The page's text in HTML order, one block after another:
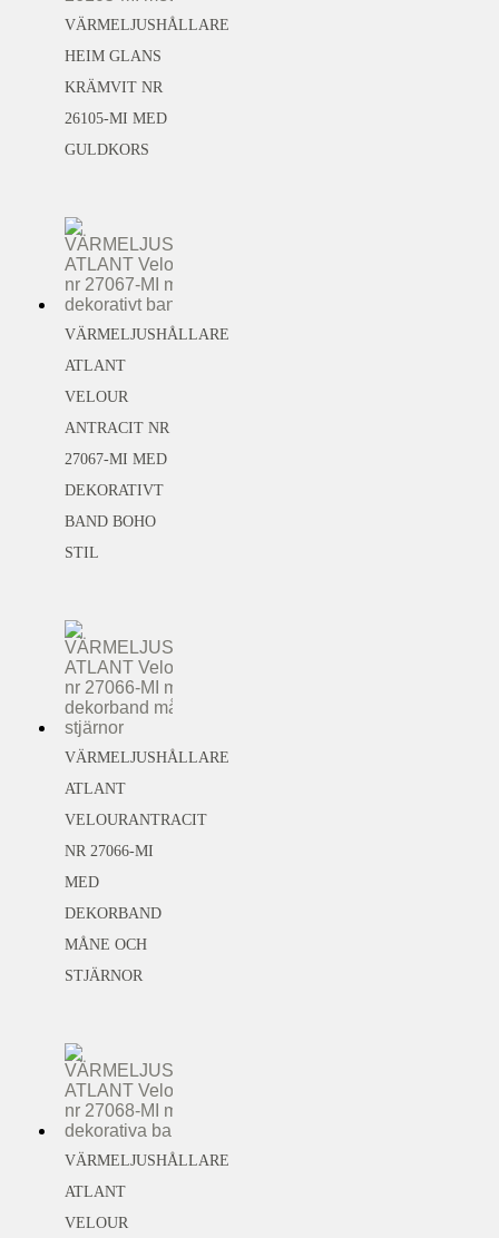
VÄRMELJUSHÅLLARE
HEIM GLANS
KRÄMVIT NR
26105-MI MED
GULDKORS
VÄRMELJUSHÅLLARE
ATLANT
VELOUR
ANTRACIT NR
27067-MI MED
DEKORATIVT
BAND BOHO
STIL
VÄRMELJUSHÅLLARE
ATLANT
VELOURANTRACIT
NR 27066-MI
MED
DEKORBAND
MÅNE OCH
STJÄRNOR
VÄRMELJUSHÅLLARE
ATLANT
VELOUR